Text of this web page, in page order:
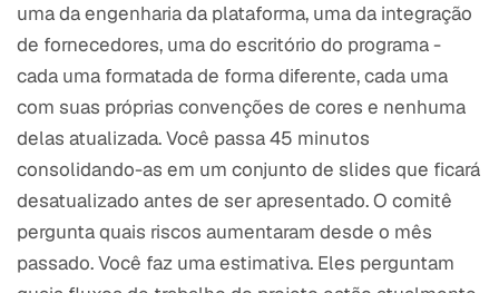
uma da engenharia da plataforma, uma da integração
de fornecedores, uma do escritório do programa -
cada uma formatada de forma diferente, cada uma
com suas próprias convenções de cores e nenhuma
delas atualizada. Você passa 45 minutos
consolidando-as em um conjunto de slides que ficará
desatualizado antes de ser apresentado. O comitê
pergunta quais riscos aumentaram desde o mês
passado. Você faz uma estimativa. Eles perguntam